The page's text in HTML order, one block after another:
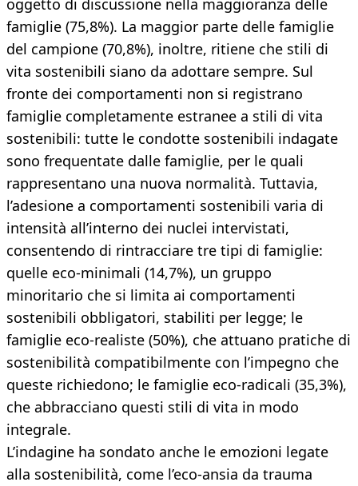
oggetto di discussione nella maggioranza delle
famiglie (75,8%). La maggior parte delle famiglie
del campione (70,8%), inoltre, ritiene che stili di
vita sostenibili siano da adottare sempre. Sul
fronte dei comportamenti non si registrano
famiglie completamente estranee a stili di vita
sostenibili: tutte le condotte sostenibili indagate
sono frequentate dalle famiglie, per le quali
rappresentano una nuova normalità. Tuttavia,
l’adesione a comportamenti sostenibili varia di
intensità all’interno dei nuclei intervistati,
consentendo di rintracciare tre tipi di famiglie:
quelle eco-minimali (14,7%), un gruppo
minoritario che si limita ai comportamenti
sostenibili obbligatori, stabiliti per legge; le
famiglie eco-realiste (50%), che attuano pratiche di
sostenibilità compatibilmente con l’impegno che
queste richiedono; le famiglie eco-radicali (35,3%),
che abbracciano questi stili di vita in modo
integrale.
L’indagine ha sondato anche le emozioni legate
alla sostenibilità, come l’eco-ansia da trauma